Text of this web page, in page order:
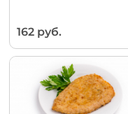
162 руб.